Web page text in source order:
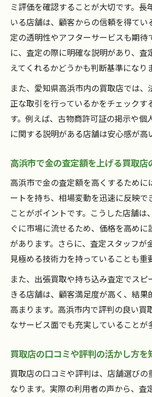
ミ評価を確認することが大切です。長
いる店舗は、顧客からの信頼を得てい
定の透明性やアフターサービスも期待
に、査定の際に明確な説明があり、査
えてくれるかどうかも判断基準になり
また、愛知県高浜市内の買取店では、
正な取引を行っているかをチェックす
す。例えば、古物商許可証の掲示や個
に関する説明がある店舗は安心感が高
高浜市で金の査定額を上げる買取店
高浜市で金の査定額を高くするために
ートを持ち、相場変動を迅速に反映で
ことがポイントです。こうした店舗は
ぐに市場に流せるため、価格を高めに
があります。さらに、査定スタッフが
見極める技術力を持っていることも重
また、出張買取や持ち込み査定でスピ
きる店舗は、顧客満足度が高く、結果
高まります。高浜市内で評判の良い買
なサービス面でも充実していることが
買取店の口コミや評判の活かし方を
買取店の口コミや評判は、店舗選びの
なります。実際の利用者の声から、査